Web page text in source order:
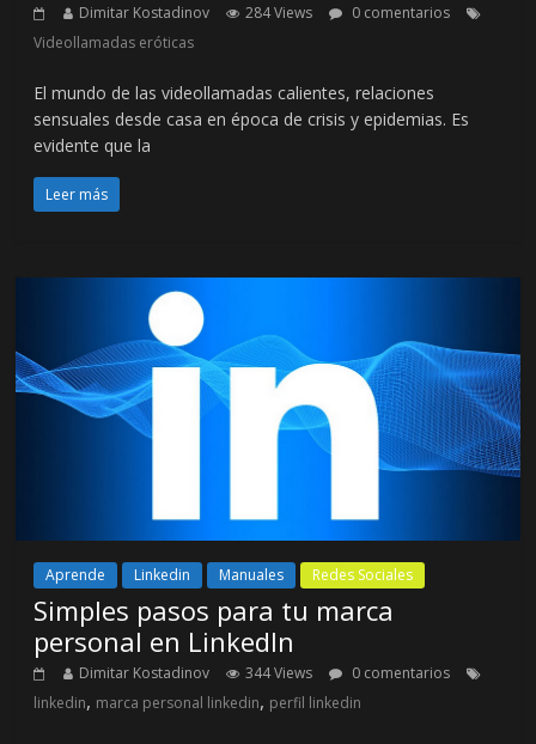
Dimitar Kostadinov 284 Views
0 comentarios
Videollamadas eróticas
El mundo de las videollamadas calientes, relaciones
sensuales desde casa en época de crisis y epidemias. Es
evidente que la
Leer más
Aprende Linkedin Manuales Redes Sociales
Simples pasos para tu marca
personal en LinkedIn
Dimitar Kostadinov 344 Views
0 comentarios
linkedin, marca personal linkedin, perfil linkedin